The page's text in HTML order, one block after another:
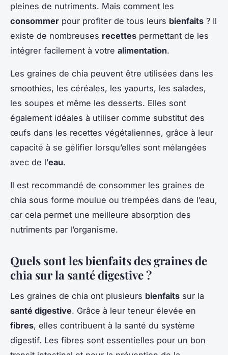
pleines de nutriments. Mais comment les
consommer pour profiter de tous leurs bienfaits ? Il
existe de nombreuses recettes permettant de les
intégrer facilement à votre alimentation.
Les graines de chia peuvent être utilisées dans les
smoothies, les céréales, les yaourts, les salades,
les soupes et même les desserts. Elles sont
également idéales à utiliser comme substitut des
œufs dans les recettes végétaliennes, grâce à leur
capacité à se gélifier lorsqu’elles sont mélangées
avec de l’eau.
Il est recommandé de consommer les graines de
chia sous forme moulue ou trempées dans de l’eau,
car cela permet une meilleure absorption des
nutriments par l’organisme.
Quels sont les bienfaits des graines de
chia sur la santé digestive ?
Les graines de chia ont plusieurs bienfaits sur la
santé digestive. Grâce à leur teneur élevée en
fibres, elles contribuent à la santé du système
digestif. Les fibres sont essentielles pour un bon